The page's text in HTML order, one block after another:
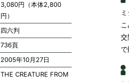
3,080円（本体2,800
円）
四六判
736頁
2005年10月27日
THE CREATURE FROM
交